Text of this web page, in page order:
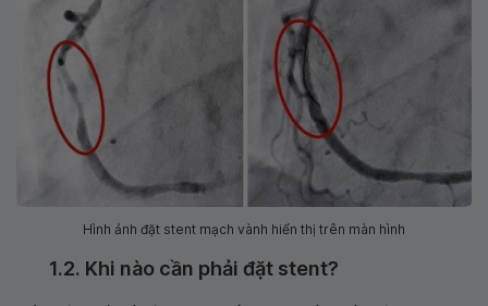
Hình ảnh đặt stent mạch vành hiển thị trên màn hình
1.2. Khi nào cần phải đặt stent?